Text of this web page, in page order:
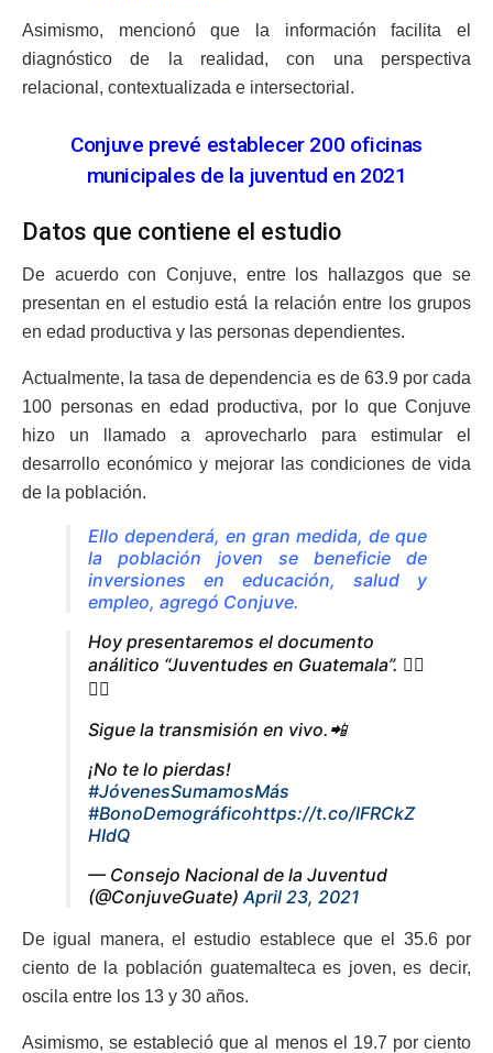
Asimismo, mencionó que la información facilita el
diagnóstico de la realidad, con una perspectiva
relacional, contextualizada e intersectorial.
Conjuve prevé establecer 200 oficinas
municipales de la juventud en 2021
Datos que contiene el estudio
De acuerdo con Conjuve, entre los hallazgos que se
presentan en el estudio está la relación entre los grupos
en edad productiva y las personas dependientes.
Actualmente, la tasa de dependencia es de 63.9 por cada
100 personas en edad productiva, por lo que Conjuve
hizo un llamado a aprovecharlo para estimular el
desarrollo económico y mejorar las condiciones de vida
de la población.
Ello dependerá, en gran medida, de que
la población joven se beneficie de
inversiones en educación, salud y
empleo, agregó Conjuve.
Hoy presentaremos el documento
análitico “Juventudes en Guatemala”. 🙋‍♀️
🙋‍♂️
Sigue la transmisión en vivo.📲
¡No te lo pierdas!
#JóvenesSumamosMás
#BonoDemográficohttps://t.co/lFRCkZ
HIdQ
— Consejo Nacional de la Juventud
(@ConjuveGuate) April 23, 2021
De igual manera, el estudio establece que el 35.6 por
ciento de la población guatemalteca es joven, es decir,
oscila entre los 13 y 30 años.
Asimismo, se estableció que al menos el 19.7 por ciento